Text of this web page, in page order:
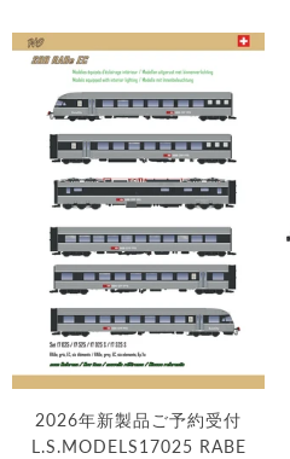
2026年新製品ご予約受付
L.S.MODELS17025 RABE